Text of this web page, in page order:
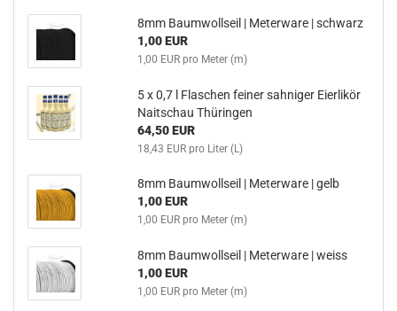
8mm Baumwollseil | Meterware | schwarz
1,00 EUR
1,00 EUR pro Meter (m)
5 x 0,7 l Flaschen feiner sahniger Eierlikör
Naitschau Thüringen
64,50 EUR
18,43 EUR pro Liter (L)
8mm Baumwollseil | Meterware | gelb
1,00 EUR
1,00 EUR pro Meter (m)
8mm Baumwollseil | Meterware | weiss
1,00 EUR
1,00 EUR pro Meter (m)